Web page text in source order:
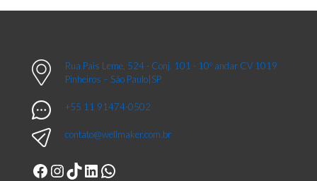
Rua Pais Leme, 524 - Conj. 101 - 10º andar CV 1019
Pinheiros – São Paulo|SP
+55 11 91474-0502
contato@wellmaker.com.br
Facebook
Instagram
TikTok
LinkedIn
WhatsApp